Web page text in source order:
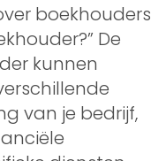
boekhouders
De
kunnen
van je bedrijf,